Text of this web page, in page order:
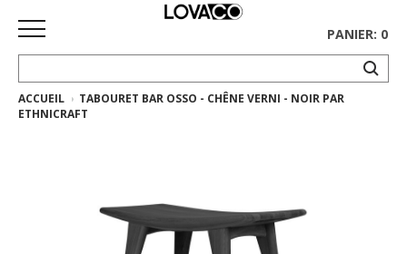
ACCUEIL
complète
PANIER: 0
ACCUEIL
TABOURET BAR OSSO - CHÊNE VERNI - NOIR PAR
ETHNICRAFT